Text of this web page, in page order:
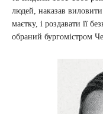
людей, наказав
маєтку, і роздавати її
обраний бургомістром